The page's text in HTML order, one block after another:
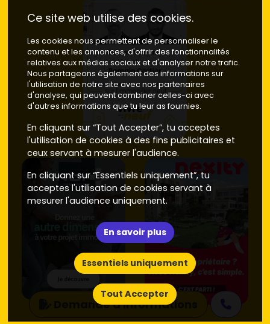
Demande d'informations
Ce site web utilise des cookies.
Les cookies nous permettent de personnaliser le
contenu et les annonces, d'offrir des fonctionnalités
relatives aux médias sociaux et d'analyser notre trafic.
Nous partageons également des informations sur
l'utilisation de notre site avec nos partenaires
d'analyse, qui peuvent combiner celles-ci avec
d'autres informations que tu leur as fournies.
En cliquant sur “Tout Accepter”, tu acceptes
l'utilisation de cookies à des fins publicitaires et
ceux servant à mesurer l'audience.
En cliquant sur “Essentiels uniquement”, tu
acceptes l'utilisation de cookies servant à
mesurer l'audience uniquement.
En savoir plus
Essentiels uniquement
Tout Accepter